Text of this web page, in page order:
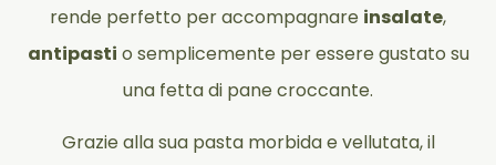
rende perfetto per accompagnare insalate,
antipasti o semplicemente per essere gustato su
una fetta di pane croccante.
Grazie alla sua pasta morbida e vellutata, il